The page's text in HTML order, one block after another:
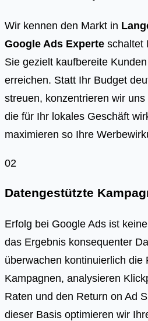
Wir kennen den Markt in
Google Ads Experte schaltet
Sie gezielt kaufbereite
erreichen. Statt Ihr Budget
streuen, konzentrieren wir
die für Ihr lokales Geschäft
maximieren so Ihre
02
Datengestützte
Erfolg bei Google Ads ist
das Ergebnis konsequenter
überwachen kontinuierlich die
Kampagnen, analysieren
Raten und den Return on Ad
dieser Basis optimieren wir